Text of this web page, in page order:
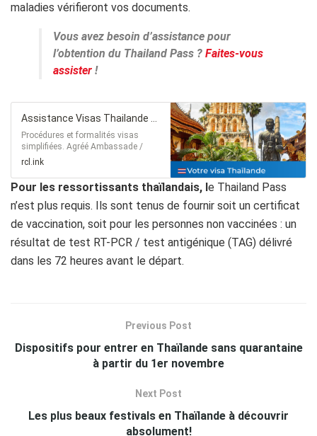
maladies vérifieront vos documents.
Vous avez besoin d’assistance pour
l’obtention du Thailand Pass ? Faites-vous
assister !
Procédures et formalités visas
simplifiées. Agréé Ambassade /
sécurité, rapidité, prix.
rcl.ink
Pour les ressortissants thaïlandais, le Thailand Pass
n’est plus requis. Ils sont tenus de fournir soit un certificat
de vaccination, soit pour les personnes non vaccinées : un
résultat de test RT-PCR / test antigénique (TAG) délivré
dans les 72 heures avant le départ.
Previous Post
Dispositifs pour entrer en Thaïlande sans quarantaine
à partir du 1er novembre
Next Post
Les plus beaux festivals en Thaïlande à découvrir
absolument!